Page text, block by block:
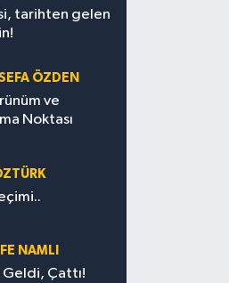
tarihten gelen
ÖZDEN
ve
Noktası
NAMLI
Geldi, Çattı!